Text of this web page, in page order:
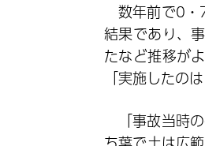
数年前で0・
結果であり、
たなど推移が
「実施したの
「事故当時